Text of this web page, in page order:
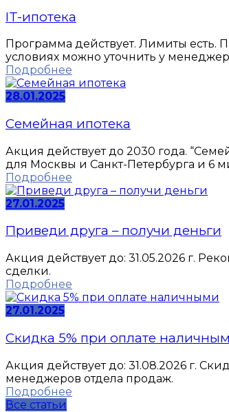
IT-ипотека
Программа действует. Лимиты есть.
условиях можно уточнить у
Подробнее
28.01.2025
Семейная ипотека
Акция действует до 2030 года.
для Москвы и Санкт-Петербурга и 6
Подробнее
27.01.2025
Приведи друга – получи деньги
Акция действует до: 31.05.2026 г.
сделки.
Подробнее
27.01.2025
Скидка 5% при оплате
Акция действует до: 31.08.2026 г.
менеджеров отдела продаж.
Подробнее
Все статьи